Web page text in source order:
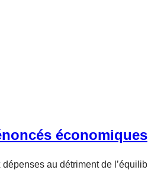
économiques